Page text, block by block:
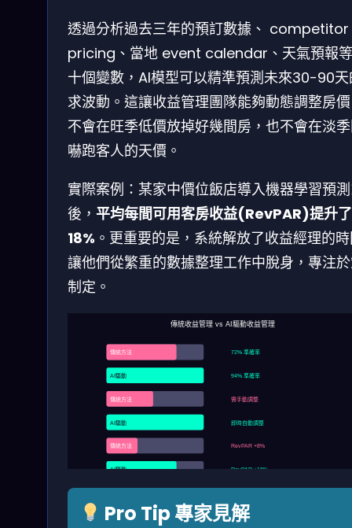
透過分析過去三年的預訂數據、 competitor
pricing、當地 event calendar、天氣預報
十個變數，AI模型可以精準預測未來30-90
求波動。這讓收益管理團隊能夠動態調整房
不會在旺季低價放掉好幾間房，也不會在淡
嚇跑客人的天價。
實際案例：某家中價位飯店導入機器學習預
後， 平均每間可用客房收益(RevPAR)提升了
18% 。更重要的是，系統解放了收益經理的
讓他們從繁重的數據整理工作中脫身，專注
制定。
傳統收益管理 vs AI驅動收益管理
傳統方法 72% 準確率
AI驅動 94% 準確率
傳統方法 需手動調整
AI驅動 即時自動調整
傳統方法 RevPAR +8%
AI驅動 RevPAR +18%
Pro Tip 專家見解